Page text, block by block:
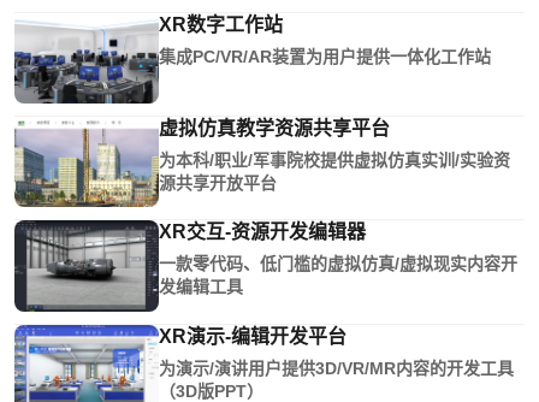
XR数字工作站
集成PC/VR/AR装置为用户提供一体化工作站
虚拟仿真教学资源共享平台
为本科/职业/军事院校提供虚拟仿真实训/实验资
源共享开放平台
XR交互-资源开发编辑器
一款零代码、低门槛的虚拟仿真/虚拟现实内容开
发编辑工具
XR演示-编辑开发平台
为演示/演讲用户提供3D/VR/MR内容的开发工具
（3D版PPT）